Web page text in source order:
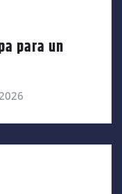
para un